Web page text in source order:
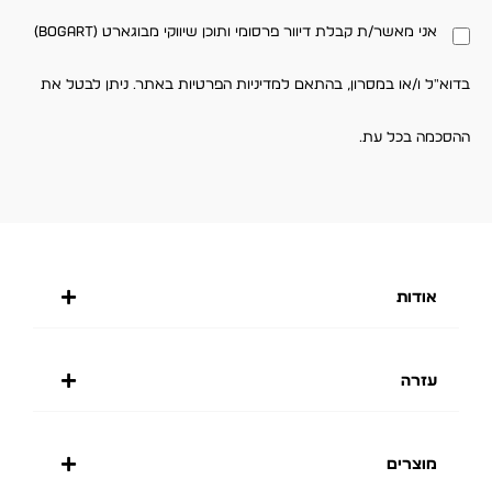
אני מאשר/ת קבלת דיוור פרסומי ותוכן שיווקי מבוגארט (BOGART)
בדוא"ל ו/או במסרון, בהתאם למדיניות הפרטיות באתר. ניתן לבטל את
ההסכמה בכל עת.
אודות
עזרה
מוצרים